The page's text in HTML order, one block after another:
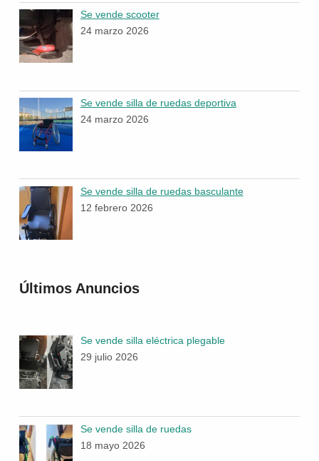
Se vende scooter
24 marzo 2026
Se vende silla de ruedas deportiva
24 marzo 2026
Se vende silla de ruedas basculante
12 febrero 2026
Últimos Anuncios
Se vende silla eléctrica plegable
29 julio 2026
Se vende silla de ruedas
18 mayo 2026